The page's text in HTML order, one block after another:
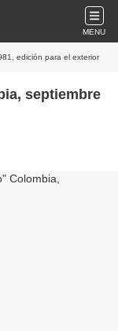
MENU
edición para el exterior
septiembre